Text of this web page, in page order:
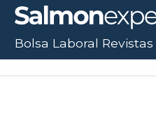
Bolsa Laboral Revistas